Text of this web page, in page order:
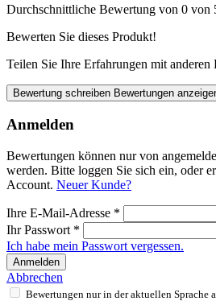
Durchschnittliche Bewertung von 0 von
Bewerten Sie dieses Produkt!
Teilen Sie Ihre Erfahrungen mit anderen
Bewertung schreiben Bewertungen
Anmelden
Bewertungen können nur von
werden. Bitte loggen Sie sich ein, oder
Account. Neuer Kunde?
Ihre E-Mail-Adresse *
Ihr Passwort *
Ich habe mein Passwort vergessen.
Anmelden
Abbrechen
Bewertungen nur in der aktuellen Sprache